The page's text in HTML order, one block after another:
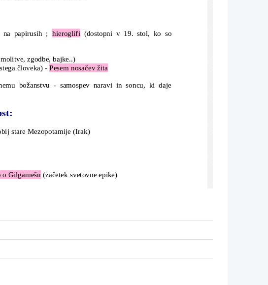
na papirusih ; hieroglifi
  (dostopni v 19. stol, ko so
zgodbe, bajke..)
človeka) - Pesem nosačev žita
božanstvu - samospev naravi in soncu, ki daje
stare Mezopotamije (Irak)
o Gilgamešu (začetek svetovne epike)
svetovne književnosti
pismo
grščine in pomeni  `knjiga knjig `. Sestavljena je iz